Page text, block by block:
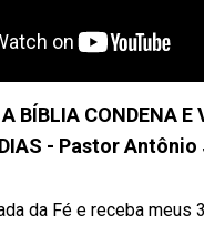
BÍBLIA CONDENA E
- Pastor
da Fé e receba meus